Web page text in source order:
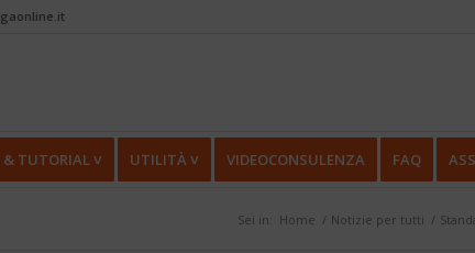
& TUTORIAL ˅ UTILITÀ ˅ VIDEOCONSULENZA FAQ
Sei in: Home / Notizie per tutti /